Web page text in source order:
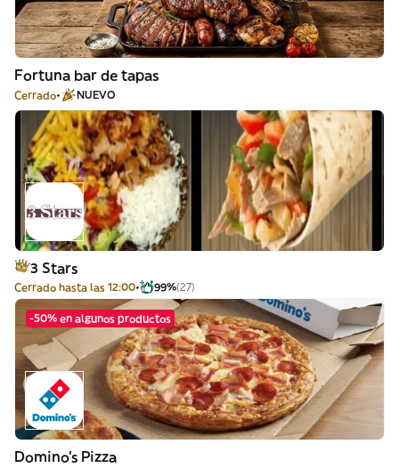
Fortuna bar de tapas
Cerrado NUEVO
3 Stars
Cerrado hasta las 12:00 99%(27)
-50% en algunos productos
Domino's Pizza